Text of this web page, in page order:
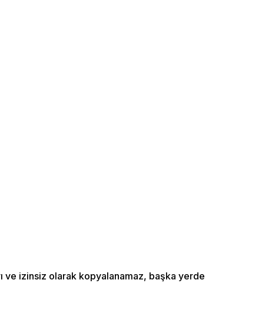
ve izinsiz olarak kopyalanamaz, başka yerde